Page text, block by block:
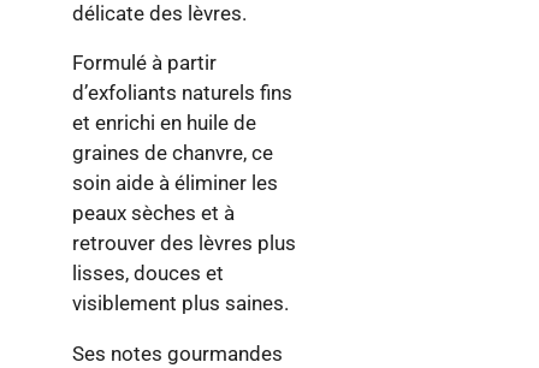
délicate des lèvres.
Formulé à partir
d’exfoliants naturels fins
et enrichi en huile de
graines de chanvre, ce
soin aide à éliminer les
peaux sèches et à
retrouver des lèvres plus
lisses, douces et
visiblement plus saines.
Ses notes gourmandes